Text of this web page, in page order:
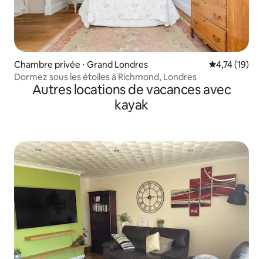
Chambre privée ⋅ Grand Londres Évaluation
4,74 (19)
Dormez sous les étoiles à Richmond, Londres
Autres locations de vacances avec
kayak